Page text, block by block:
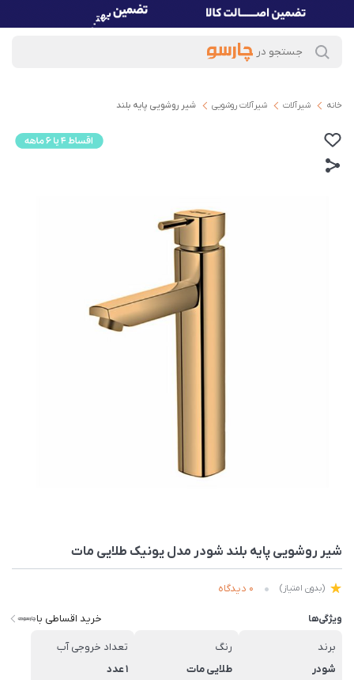
خانه شیرآلات شیرآلات روشویی شیر روشویی پایه بلند
شیر روشویی پایه بلند شودر مدل یونیک طلایی مات
(بدون امتیاز) 0 دیدگاه
ویژگی‌ها خرید اقساطی با
برند
شودر
رنگ
طلایی مات
تعداد خروجی آب
1 عدد